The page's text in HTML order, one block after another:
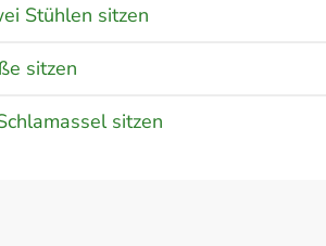
Stühlen sitzen
sitzen
sitzen